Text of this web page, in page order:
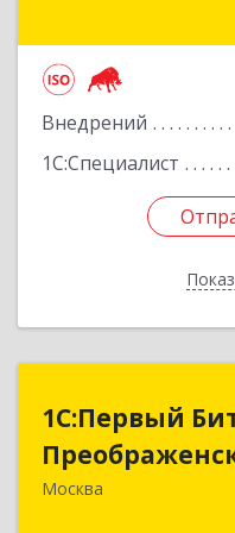
Внедрений
1С:Специалист
1С:Первый
Москва
107076, Москва г,